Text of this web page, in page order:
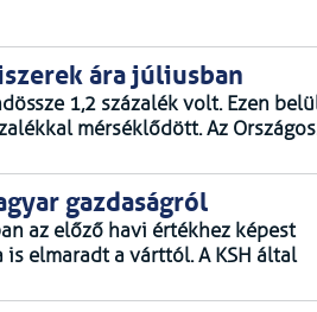
ára júliusban
1,2 százalék volt. Ezen
mérséklődött. Az
gazdaságról
az előző havi értékhez képest
elmaradt a várttól. A KSH által